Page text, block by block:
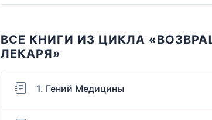
ВСЕ КНИГИ ИЗ ЦИКЛА
ЛЕКАРЯ»
1. Гений Медицины